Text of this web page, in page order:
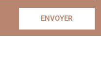
ENVOYER